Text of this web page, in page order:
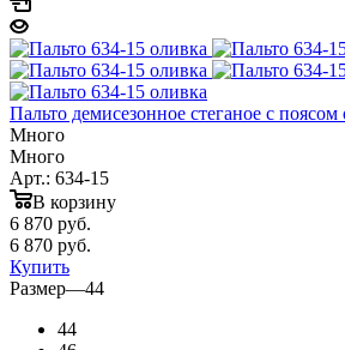
Пальто демисезонное стеганое с поясом
Много
Много
Арт.: 634-15
В корзину
6 870 руб.
6 870 руб.
Купить
Размер—44
44